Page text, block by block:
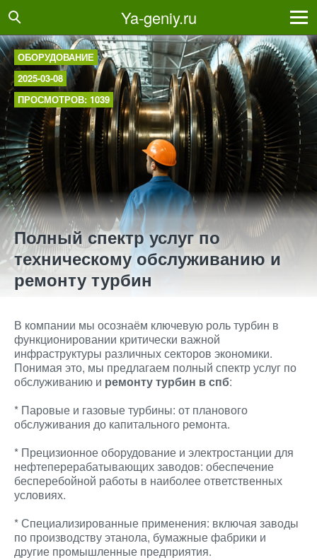
Ya-geniy.ru
ОБОРУДОВАНИЕ
2025-03-08
ПРОСМОТРОВ: 1039
Полный спектр услуг по
техническому обслуживанию и
ремонту турбин
В компании мы осознаём ключевую роль турбин в
функционировании критически важной
инфраструктуры различных секторов экономики.
Понимая это, мы предлагаем полный спектр услуг по
обслуживанию и ремонту турбин в спб:
* Паровые и газовые турбины: от планового
обслуживания до капитального ремонта.
* Прецизионное оборудование и электростанции для
нефтеперерабатывающих заводов: обеспечение
бесперебойной работы в наиболее ответственных
условиях.
* Специализированные применения: включая заводы
по производству этанола, бумажные фабрики и
другие промышленные предприятия.